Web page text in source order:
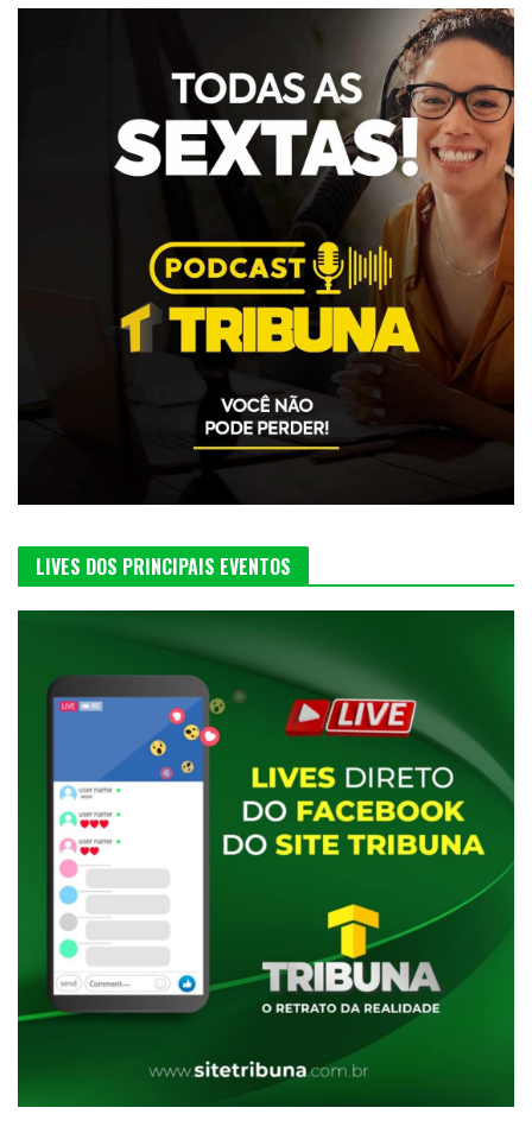
LIVES DOS PRINCIPAIS EVENTOS